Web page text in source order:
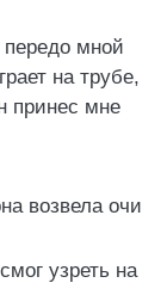
передо мной
на трубе,
принес мне
возвела очи
узреть на